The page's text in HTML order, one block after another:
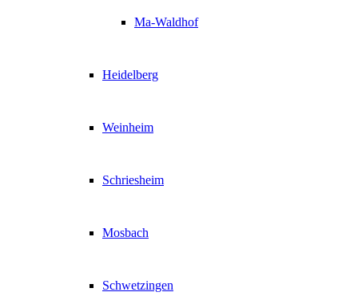
Ma-Waldhof
Heidelberg
Weinheim
Schriesheim
Mosbach
Schwetzingen